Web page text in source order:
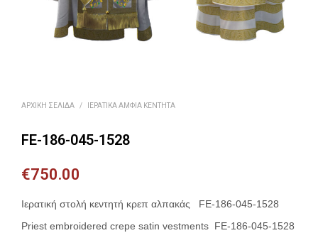
ΑΡΧΙΚΉ ΣΕΛΊΔΑ / ΙΕΡΑΤΙΚΆ ΆΜΦΙΑ ΚΕΝΤΗΤΆ
FE-186-045-1528
€750.00
Ιερατική στολή κεντητή κρεπ αλπακάς FE-186-045-1528
Priest embroidered crepe satin vestments FE-186-045-1528